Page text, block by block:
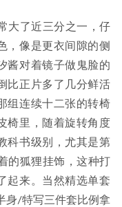
大了近三分之一，仔
，像是更衣间隙的侧
酱对着镜子做鬼脸的
比正片多了几分鲜活
组连续十二张的转椅
椅里，随着旋转角度
科书级别，尤其是第
的狐狸挂饰，这种打
起来。当然精选单套
身/特写三件套比例拿